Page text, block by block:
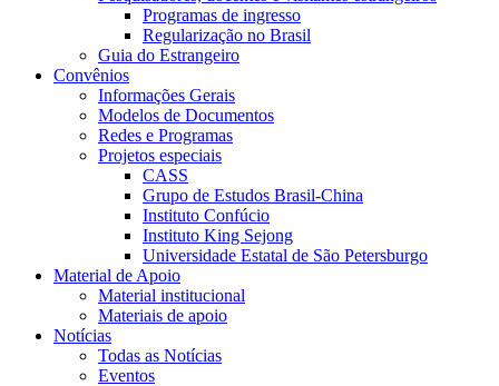
Programas de ingresso
Regularização no Brasil
Guia do Estrangeiro
Convênios
Informações Gerais
Modelos de Documentos
Redes e Programas
Projetos especiais
CASS
Grupo de Estudos Brasil-China
Instituto Confúcio
Instituto King Sejong
Universidade Estatal de São Petersburgo
Material de Apoio
Material institucional
Materiais de apoio
Notícias
Todas as Notícias
Eventos